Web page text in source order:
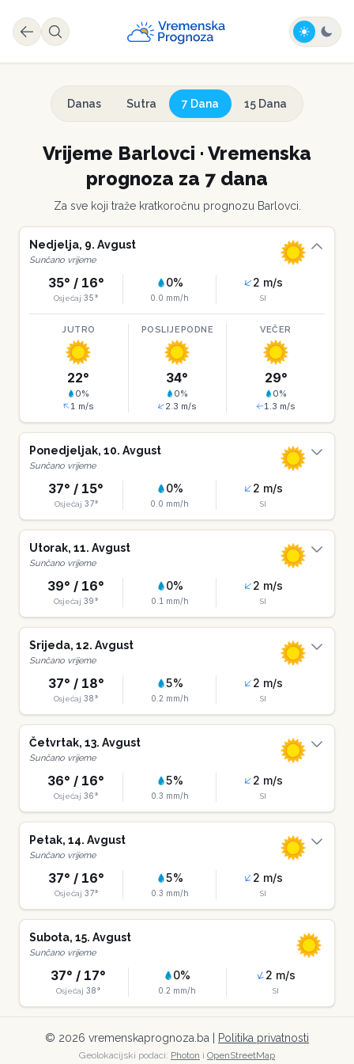
Danas Sutra 7 Dana 15 Dana
Vrijeme Barlovci · Vremenska
prognoza za 7 dana
Za sve koji traže kratkoročnu prognozu Barlovci
Nedjelja, 9. Avgust
Sunčano vrijeme
35° / 16°
Osjećaj 35°
0%
0.0 mm/h
2 m/s
SI
JUTRO
22°
0%
1 m/s
POSLIJEPODNE
34°
0%
2.3 m/s
VEČER
29°
0%
1.3 m/s
Ponedjeljak, 10. Avgust
Sunčano vrijeme
37° / 15°
Osjećaj 37°
0%
0.0 mm/h
2 m/s
SI
Utorak, 11. Avgust
Sunčano vrijeme
39° / 16°
Osjećaj 39°
0%
0.1 mm/h
2 m/s
SI
Srijeda, 12. Avgust
Sunčano vrijeme
37° / 18°
Osjećaj 38°
5%
0.2 mm/h
2 m/s
SI
Četvrtak, 13. Avgust
Sunčano vrijeme
36° / 16°
Osjećaj 36°
5%
0.3 mm/h
2 m/s
SI
Petak, 14. Avgust
Sunčano vrijeme
37° / 16°
Osjećaj 37°
5%
0.3 mm/h
2 m/s
SI
Subota, 15. Avgust
Sunčano vrijeme
37° / 17°
Osjećaj 38°
0%
0.2 mm/h
2 m/s
SI
© 2026 vremenskaprognoza.ba | Politika privatnosti
Geolokacijski podaci: Photon i OpenStreetMap